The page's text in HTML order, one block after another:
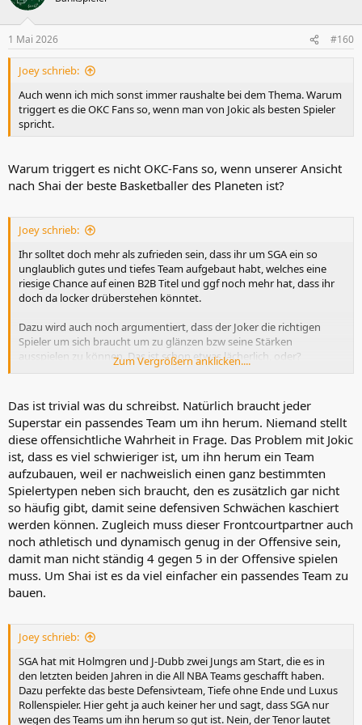
i
e
n
1 Mai 2026 #160
Joey schrieb:
Auch wenn ich mich sonst immer raushalte bei dem Thema. Warum
triggert es die OKC Fans so, wenn man von Jokic als besten Spieler
spricht.
Warum triggert es nicht OKC-Fans so, wenn unserer Ansicht
nach Shai der beste Basketballer des Planeten ist?
Joey schrieb:
Ihr solltet doch mehr als zufrieden sein, dass ihr um SGA ein so
unglaublich gutes und tiefes Team aufgebaut habt, welches eine
riesige Chance auf einen B2B Titel und ggf noch mehr hat, dass ihr
doch da locker drüberstehen könntet.
Dazu wird auch noch argumentiert, dass der Joker die richtigen
Spieler um sich braucht um zu glänzen bzw seine Stärken
ausspielen zu können. Das ist schon etwas lächerlich, oder?
Basketball ist ein Teamsport und jeder Superstar hatte das
Zum Vergrößern anklicken....
Das ist trivial was du schreibst. Natürlich braucht jeder
Superstar ein passendes Team um ihn herum. Niemand stellt
diese offensichtliche Wahrheit in Frage. Das Problem mit Jokic
ist, dass es viel schwieriger ist, um ihn herum ein Team
aufzubauen, weil er nachweislich einen ganz bestimmten
Spielertypen neben sich braucht, den es zusätzlich gar nicht
so häufig gibt, damit seine defensiven Schwächen kaschiert
werden können. Zugleich muss dieser Frontcourtpartner auch
noch athletisch und dynamisch genug in der Offensive sein,
damit man nicht ständig 4 gegen 5 in der Offensive spielen
muss. Um Shai ist es da viel einfacher ein passendes Team zu
bauen.
Joey schrieb:
SGA hat mit Holmgren und J-Dubb zwei Jungs am Start, die es in
den letzten beiden Jahren in die All NBA Teams geschafft haben.
Dazu perfekte das beste Defensivteam, Tiefe ohne Ende und Luxus
Rollenspieler. Hier geht ja auch keiner her und sagt, dass SGA nur
wegen des Teams um ihn herum so gut ist. Nein, der Tenor lautet